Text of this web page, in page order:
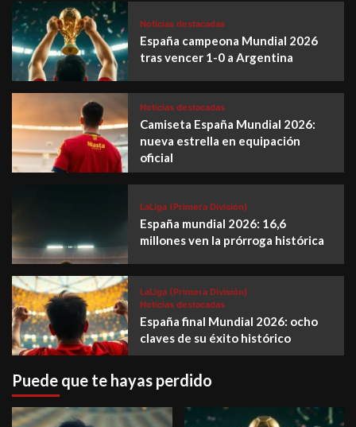
Noticias destacadas
España campeona Mundial 2026
tras vencer 1-0 a Argentina
Noticias destacadas
Camiseta España Mundial 2026:
nueva estrella en equipación
oficial
LaLiga (Primera División)
España mundial 2026: 16,6
millones ven la prórroga histórica
LaLiga (Primera División)
Noticias destacadas
España final Mundial 2026: ocho
claves de su éxito histórico
Puede que te hayas perdido